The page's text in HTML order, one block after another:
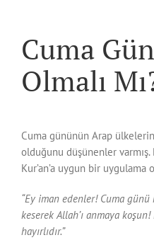
Cuma
Olmalı
Cuma gününün Arap
olduğunu düşünenler
Kur’an’a uygun bir uygulama
“Ey iman edenler! Cuma günü
keserek Allah’ı anmaya
hayırlıdır.”